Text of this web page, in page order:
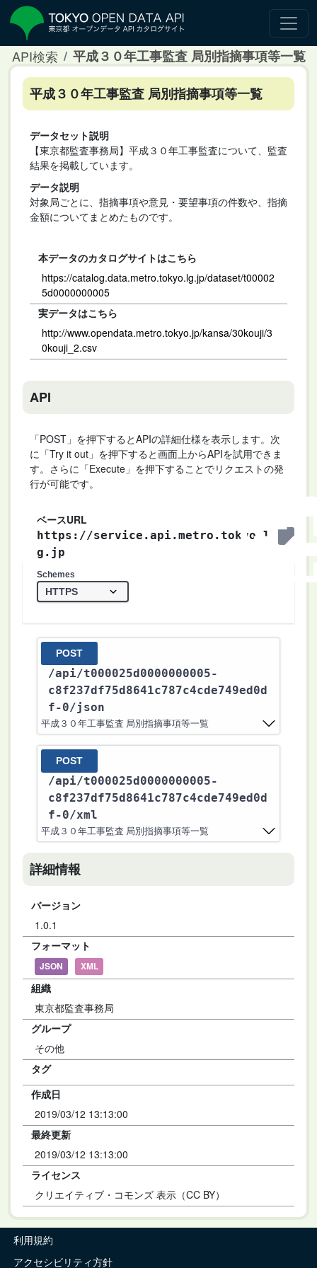
API検索 平成３０年工事監査 局別指摘事項等一覧
平成３０年工事監査 局別指摘事項等一覧
データセット説明
【東京都監査事務局】平成３０年工事監査について、監査
結果を掲載しています。
データ説明
対象局ごとに、指摘事項や意見・要望事項の件数や、指摘
金額についてまとめたものです。
本データのカタログサイトはこちら
https://catalog.data.metro.tokyo.lg.jp/dataset/t00002
5d0000000005
実データはこちら
http://www.opendata.metro.tokyo.jp/kansa/30kouji/3
0kouji_2.csv
API
「POST」を押下するとAPIの詳細仕様を表示します。次
に「Try it out」を押下すると画面上からAPIを試用できま
す。さらに「Execute」を押下することでリクエストの発
行が可能です。
ベースURL
https://service.api.metro.tokyo.l
g.jp
Schemes
POST
/api/t000025d0000000005-
c8f237df75d8641c787c4cde749ed0d
f-0/json
平成３０年工事監査 局別指摘事項等一覧
POST
/api/t000025d0000000005-
c8f237df75d8641c787c4cde749ed0d
f-0/xml
平成３０年工事監査 局別指摘事項等一覧
詳細情報
バージョン
1.0.1
フォーマット
JSON XML
組織
東京都監査事務局
グループ
その他
タグ
作成日
2019/03/12 13:13:00
最終更新
2019/03/12 13:13:00
ライセンス
クリエイティブ・コモンズ 表示（CC BY）
利用規約
アクセシビリティ方針